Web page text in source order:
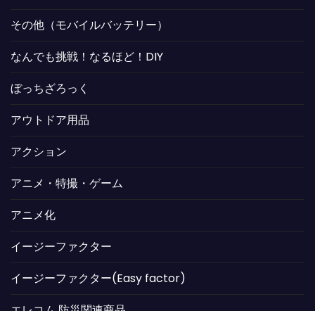
その他（モバイルバッテリー）
なんでも挑戦！なるほど！DIY
ぼっちざろっく
アウトドア用品
アクション
アニメ・特撮・ゲーム
アニメ化
イージーファクター
イージーファクター(Easy factor)